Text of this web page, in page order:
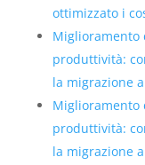
ottimizzato i
Miglioramento
produttività:
la migrazione
Miglioramento
produttività:
la migrazione